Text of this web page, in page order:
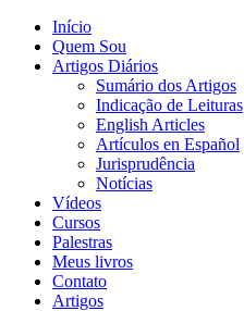
Início
Quem Sou
Artigos Diários
Sumário dos Artigos
Indicação de Leituras
English Articles
Artículos en Español
Jurisprudência
Notícias
Vídeos
Cursos
Palestras
Meus livros
Contato
Artigos